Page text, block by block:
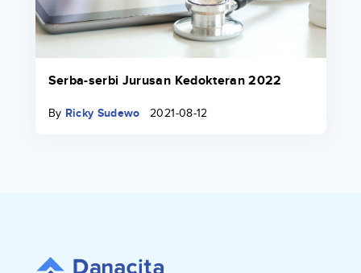
Serba-serbi Jurusan Kedokteran 2022
By Ricky Sudewo 2021-08-12